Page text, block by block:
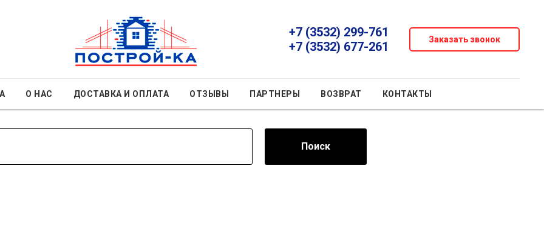
+7 (3532) 299-761
+7 (3532) 677-261
Заказать звонок
О НАС ДОСТАВКА И ОПЛАТА ОТЗЫВЫ ПАРТНЕРЫ ВОЗВРАТ КОНТАКТЫ
Поиск